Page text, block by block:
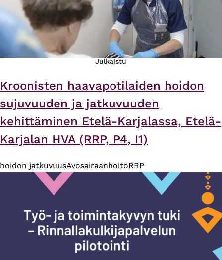
Julkaistu
Kroonisten haavapotilaiden hoidon
sujuvuuden ja jatkuvuuden
kehittäminen Etelä-Karjalassa, Etelä-
Karjalan HVA (RRP, P4, I1)
hoidon jatkuvuusAvosairaanhoitoRRP